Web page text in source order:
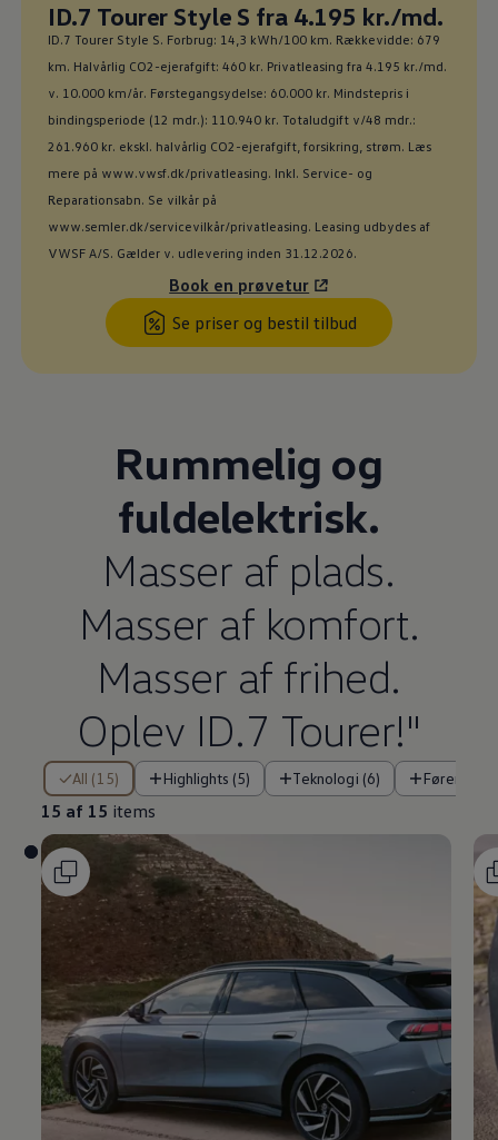
Ny pris:
ID.7 Tourer Style S fra 4.195 kr./md.
ID.7 Tourer Style S. Forbrug: 14,3 kWh/100 km. Rækkevidde: 679
km. Halvårlig CO2-ejerafgift: 460 kr. Privatleasing fra 4.195 kr./md.
v. 10.000 km/år. Førstegangsydelse: 60.000 kr. Mindstepris i
bindingsperiode (12 mdr.): 110.940 kr. Totaludgift v/48 mdr.:
261.960 kr. ekskl. halvårlig CO2-ejerafgift, forsikring, strøm. Læs
mere på www.vwsf.dk/privatleasing. Inkl. Service- og
Reparationsabn. Se vilkår på
www.semler.dk/servicevilkår/privatleasing. Leasing udbydes af
VWSF A/S. Gælder v. udlevering inden 31.12.2026.
Book en prøvetur
Se priser og bestil tilbud
Rummelig og
fuldelektrisk.
Masser af plads.
Masser af komfort.
Masser af frihed.
Oplev ID.7 Tourer!"
All (15) Highlights (5) Teknologi (6)
15 af 15 items
15 af 15 items